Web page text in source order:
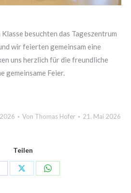
besuchten das Tageszentrum
wir feierten gemeinsam eine
uns herzlich für die freundliche
gemeinsame Feier.
Von Thomas Hofer 21. Mai 2026
Teilen
Share
Share